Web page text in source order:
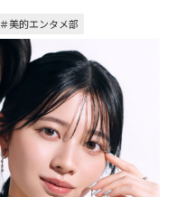
＃美的エンタメ部